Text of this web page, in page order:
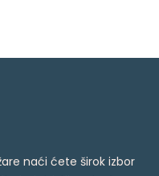
naći ćete širok izbor